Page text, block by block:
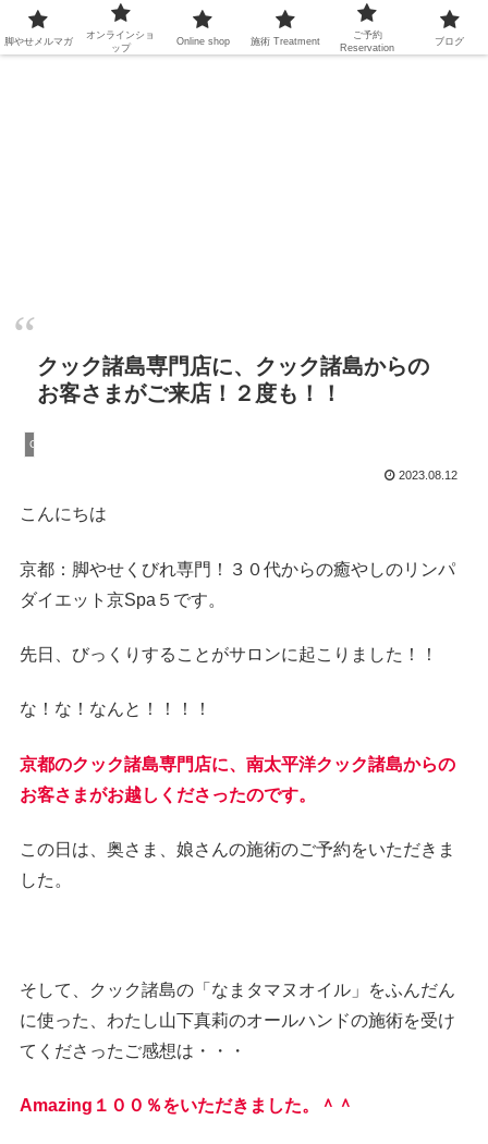
クック諸島専門店に、クック諸島からの
お客さまがご来店！２度も！！
Cookislands
2023.08.12
こんにちは
京都：脚やせくびれ専門！３０代からの癒やしのリンパ
ダイエット京Spa５です。
先日、びっくりすることがサロンに起こりました！！
な！な！なんと！！！！
京都のクック諸島専門店に、南太平洋クック諸島からの
お客さまがお越しくださったのです。
この日は、奥さま、娘さんの施術のご予約をいただきま
した。
そして、クック諸島の「なまタマヌオイル」をふんだん
に使った、わたし山下真莉のオールハンドの施術を受け
てくださったご感想は・・・
Amazing１００％をいただきました。＾＾
脚やせメルマガ
オンラインショ
ップ
Online shop 施術Treatment
ご予約
Reservation
ブログ